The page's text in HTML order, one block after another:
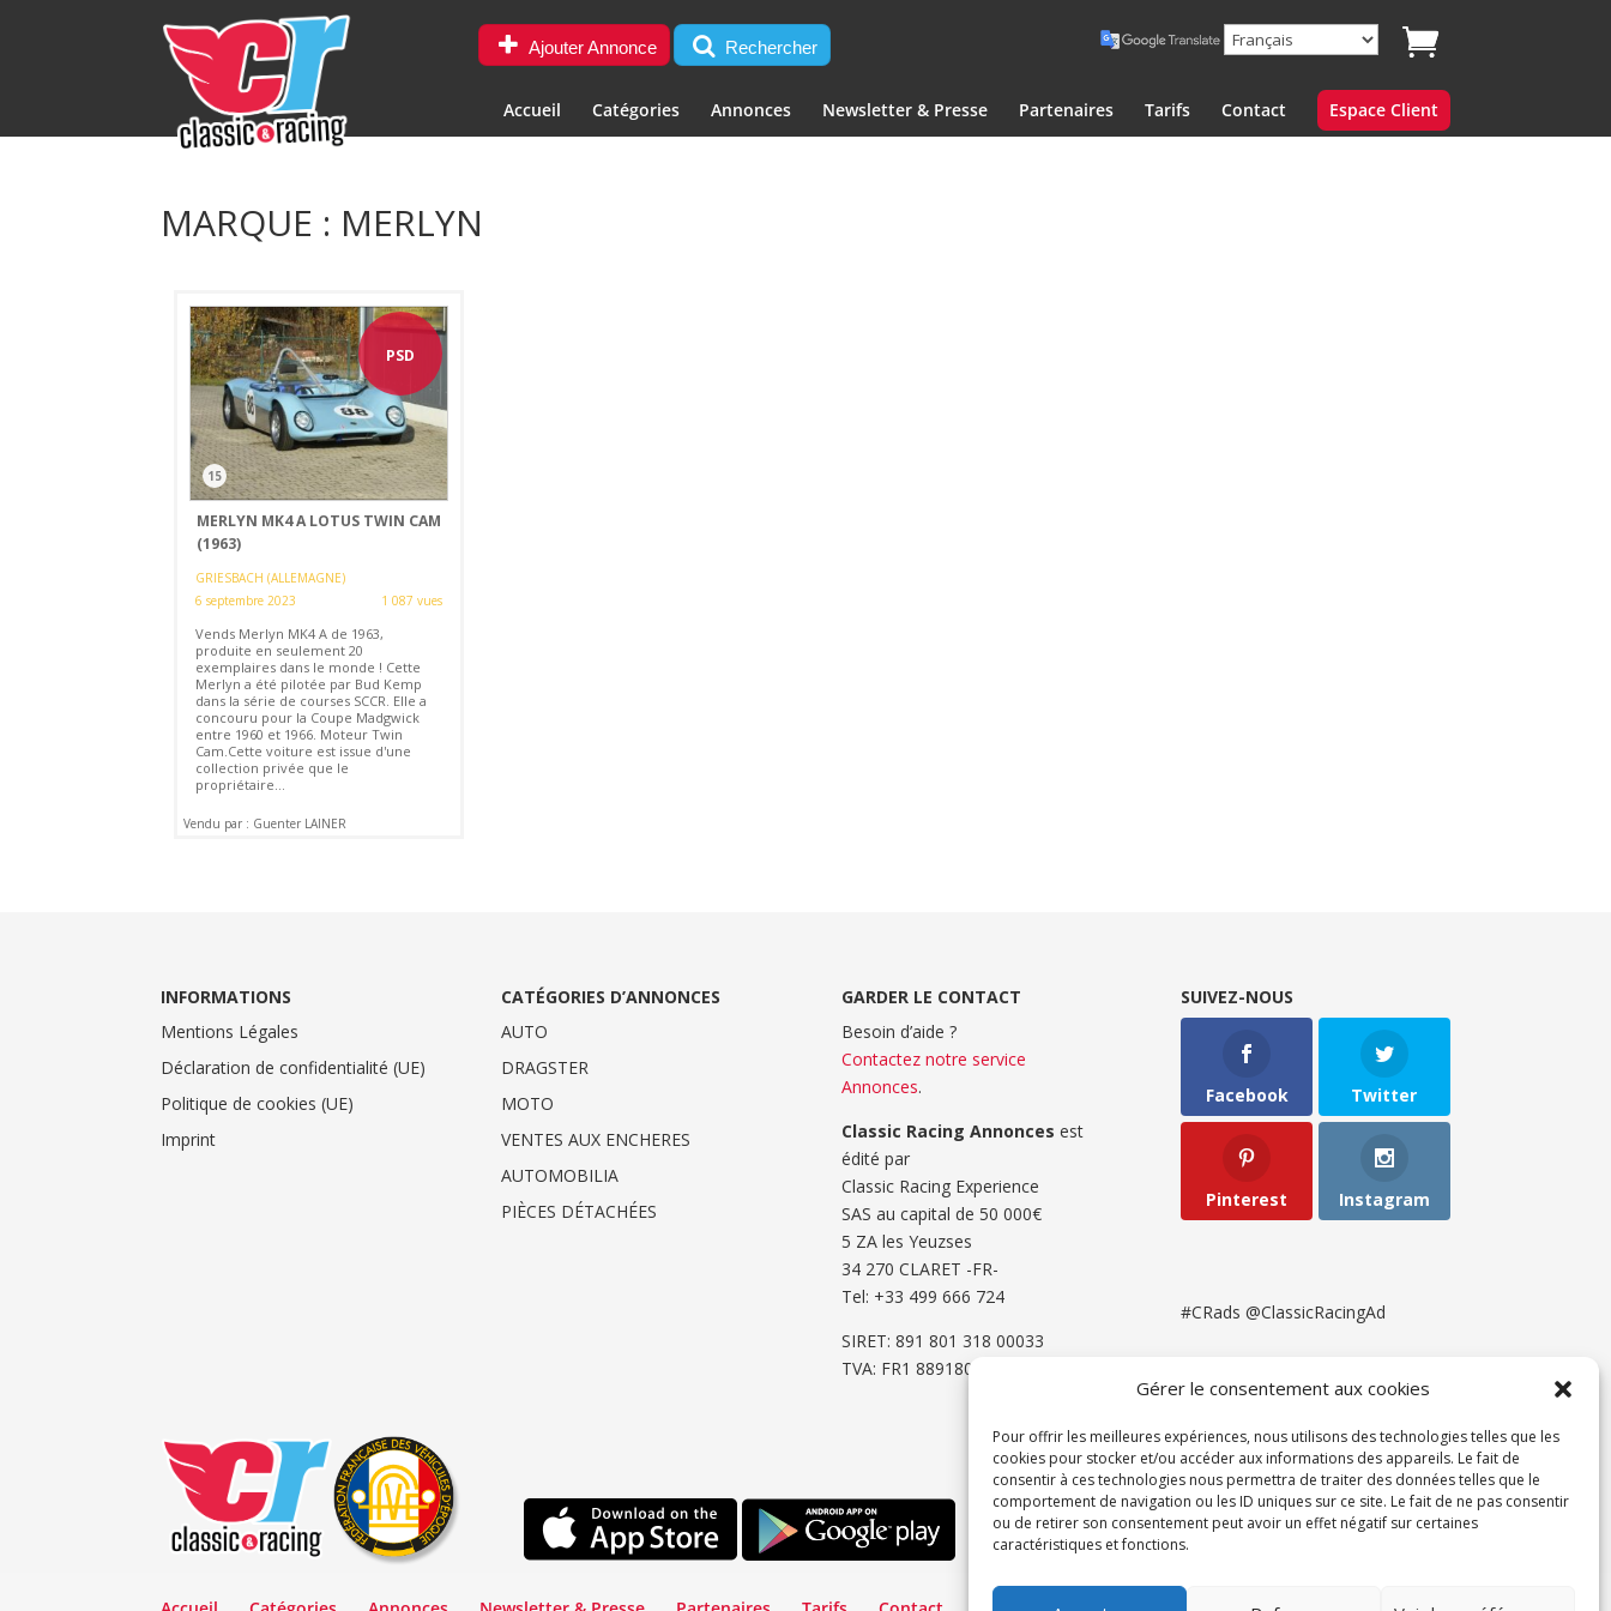
Gérer le consentement aux cookies
Pour offrir les meilleures expériences, nous utilisons des technologies telles que les
cookies pour stocker et/ou accéder aux informations des appareils. Le fait de
consentir à ces technologies nous permettra de traiter des données telles que le
comportement de navigation ou les ID uniques sur ce site. Le fait de ne pas consentir
ou de retirer son consentement peut avoir un effet négatif sur certaines
caractéristiques et fonctions.
Ajouter Annonce Rechercher
Accueil Catégories Annonces Newsletter & Presse Partenaires Tarifs Contact Espace Client
MARQUE : MERLYN
PSD
15
MERLYN MK4 A LOTUS TWIN CAM
(1963)
GRIESBACH (ALLEMAGNE)
6 septembre 2023
1 087 vues
Vends Merlyn MK4 A de 1963,
produite en seulement 20
exemplaires dans le monde ! Cette
Merlyn a été pilotée par Bud Kemp
dans la série de courses SCCR. Elle a
concouru pour la Coupe Madgwick
entre 1960 et 1966. Moteur Twin
Cam.Cette voiture est issue d'une
collection privée que le
propriétaire...
Vendu par : Guenter LAINER
INFORMATIONS
Mentions Légales
Déclaration de confidentialité (UE)
Politique de cookies (UE)
Imprint
CATÉGORIES D’ANNONCES
AUTO
DRAGSTER
MOTO
VENTES AUX ENCHERES
AUTOMOBILIA
PIÈCES DÉTACHÉES
GARDER LE CONTACT
Besoin d’aide ?
Contactez notre service
Annonces.
Classic Racing Annonces est
édité par
Classic Racing Experience
SAS au capital de 50 000€
5 ZA les Yeuzses
34 270 CLARET -FR-
Tel: ‭+33 499 666 724‬
SIRET: 891 801 318 00033
TVA: FR1 8891801318
SUIVEZ-NOUS
Facebook Twitter
Pinterest Instagram
#CRads @ClassicRacingAd